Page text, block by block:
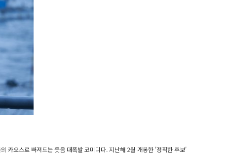
카오스로 빠져드는 웃음 대폭발 코미디다. 지난해 2월 개봉한 '정직한 후보'